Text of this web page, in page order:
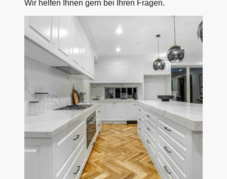
Wir helfen Ihnen gern bei Ihren Fragen.